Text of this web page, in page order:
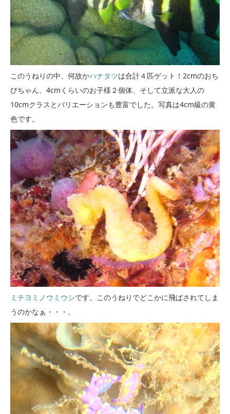
このうねりの中、何故かハナタツは合計４匹ゲット！2cmのおち
びちゃん、4cmくらいのお子様２個体、そして立派な大人の
10cmクラスとバリエーションも豊富でした。写真は4cm級の黄
色です。
ミチヨミノウミウシです。このうねりでどこかに飛ばされてしま
うのかなぁ・・・。